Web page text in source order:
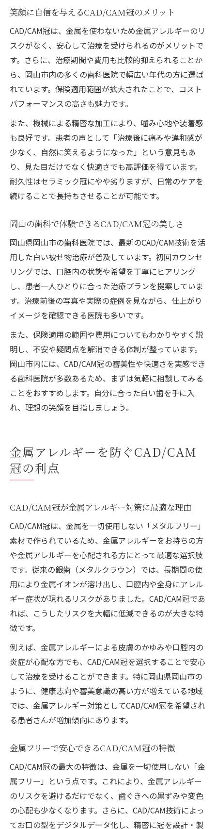
笑顔に自信を与えるCAD/CAM冠のメリット
CAD/CAM冠は、金属を使わないため金属アレルギーのリ
スクがなく、安心して治療を受けられるのがメリットで
す。さらに、治療期間や費用も比較的抑えられることか
ら、岡山市内の多くの歯科医院で幅広い年代の方に選ば
れています。保険適用範囲が拡大されたことで、コスト
パフォーマンスの高さも魅力です。
また、機械による精密な加工により、噛み心地や装着感
も良好です。患者の声として「治療後に痛みや違和感が
少なく、自然に笑えるようになった」という意見もあ
り、見た目だけでなく快適さでも高評価を得ています。
耐久性はセラミック冠にやや劣りますが、日常のケアを
続けることで長持ちさせることが可能です。
岡山の歯科で体験できるCAD/CAM冠の美しさ
岡山県岡山市の歯科医院では、最新のCAD/CAM技術を活
用した白い被せ物治療が普及しています。初回カウンセ
リングでは、口腔内の状態や希望を丁寧にヒアリング
し、患者一人ひとりに合った治療プランを提案していま
す。治療前後の写真や実際の症例を見ながら、仕上がり
イメージを確認できる医院も多いです。
また、保険適用の範囲や費用についてもわかりやすく説
明し、不安や疑問点を解消できる体制が整っています。
岡山市内には、CAD/CAM冠の審美性や快適さを実感でき
る歯科医院が多数あるため、まずは気軽に相談してみる
ことをおすすめします。自分に合った白い歯を手に入
れ、理想の笑顔を目指しましょう。
金属アレルギーを防ぐCAD/CAM
冠の利点
CAD/CAM冠が金属アレルギー対策に最適な理由
CAD/CAM冠は、金属を一切使用しない「メタルフリー」
素材で作られているため、金属アレルギーをお持ちの方
や金属アレルギーを心配される方にとって最適な選択肢
です。従来の銀歯（メタルクラウン）では、長期間の使
用により金属イオンが溶け出し、口腔内や全身にアレル
ギー症状が現れるリスクがありました。CAD/CAM冠であ
れば、こうしたリスクを大幅に低減できるのが大きな特
徴です。
例えば、金属アレルギーによる皮膚のかゆみや口腔内の
炎症が心配な方でも、CAD/CAM冠を選択することで安心
して治療を受けることができます。特に岡山県岡山市の
ように、健康志向や審美意識の高い方が増えている地域
では、金属アレルギー対策としてCAD/CAM冠を希望され
る患者さんが増加傾向にあります。
金属フリーで安心できるCAD/CAM冠の特徴
CAD/CAM冠の最大の特徴は、金属を一切使用しない「金
属フリー」という点です。これにより、金属アレルギー
のリスクを避けるだけでなく、歯ぐきへの黒ずみや変色
の心配も少なくなります。さらに、CAD/CAM技術によっ
てお口の型をデジタルデータ化し、精密に冠を設計・製